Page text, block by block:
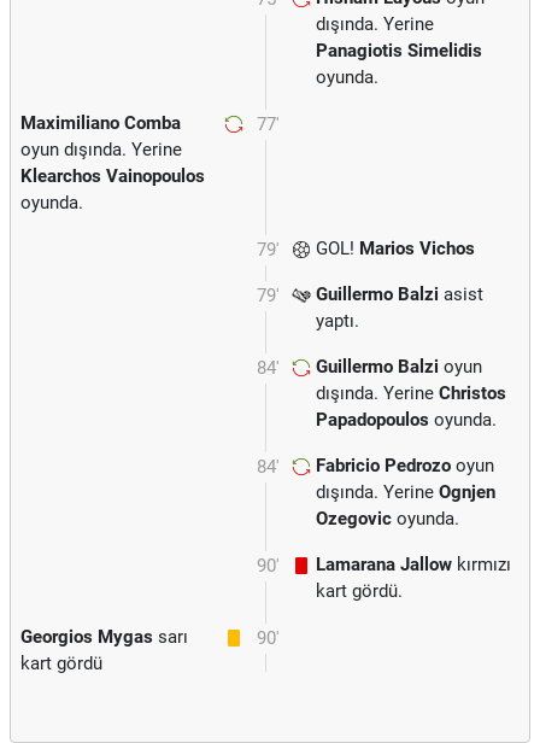
dışında. Yerine
Panagiotis Simelidis
oyunda.
77'
Maximiliano Comba
oyun dışında. Yerine
Klearchos Vainopoulos
oyunda.
79' GOL! Marios Vichos
79' Guillermo Balzi asist
yaptı.
84' Guillermo Balzi oyun
dışında. Yerine Christos
Papadopoulos oyunda.
84' Fabricio Pedrozo oyun
dışında. Yerine Ognjen
Ozegovic oyunda.
90' Lamarana Jallow kırmızı
kart gördü.
90'
Georgios Mygas sarı
kart gördü